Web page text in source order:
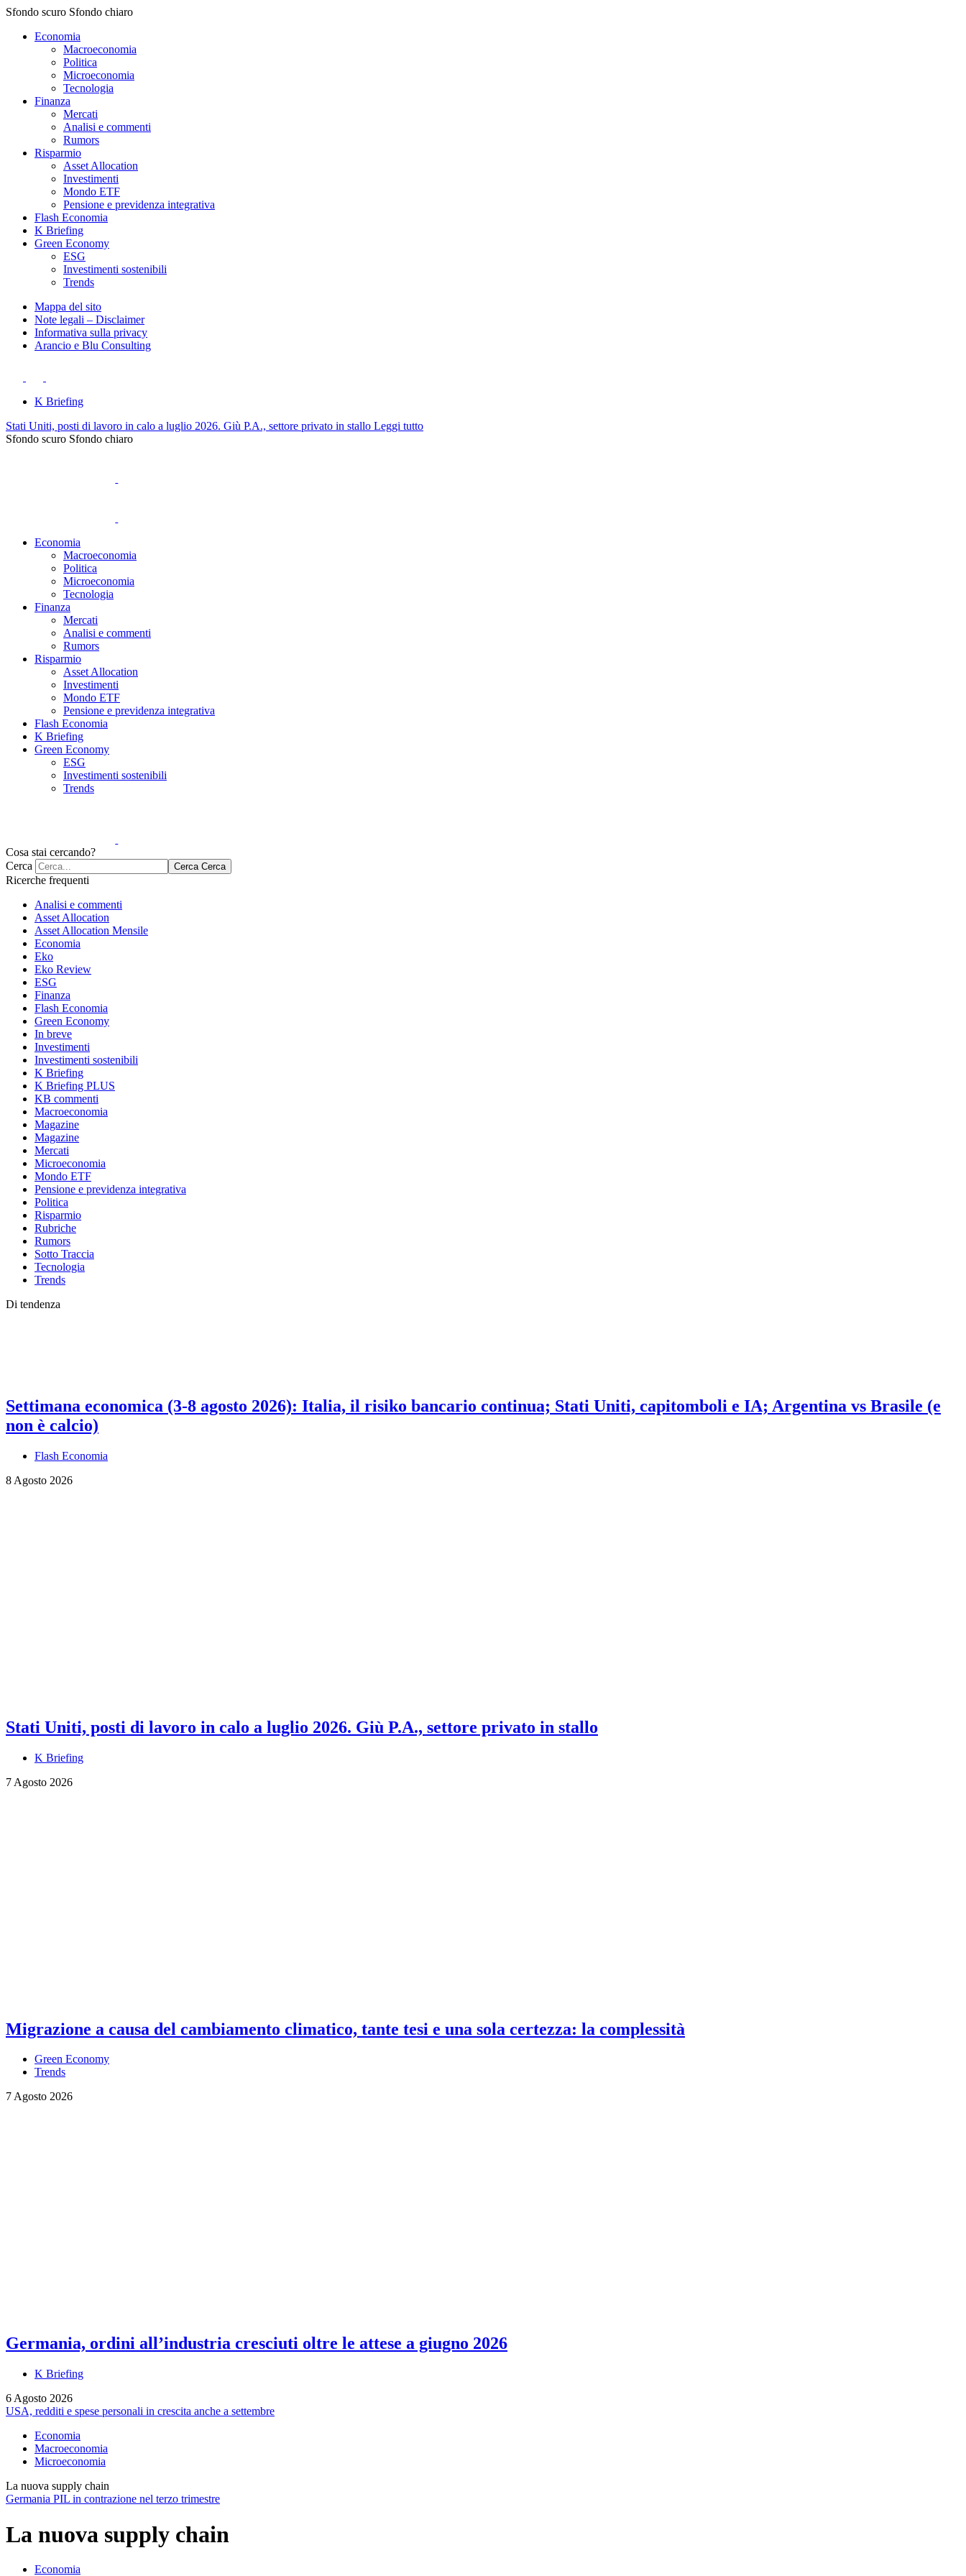
Sfondo scuro Sfondo chiaro
Economia
Macroeconomia
Politica
Microeconomia
Tecnologia
Finanza
Mercati
Analisi e commenti
Rumors
Risparmio
Asset Allocation
Investimenti
Mondo ETF
Pensione e previdenza integrativa
Flash Economia
K Briefing
Green Economy
ESG
Investimenti sostenibili
Trends
Mappa del sito
Note legali – Disclaimer
Informativa sulla privacy
Arancio e Blu Consulting
K Briefing
Stati Uniti, posti di lavoro in calo a luglio 2026. Giù P.A., settore privato in stallo Leggi tutto
Sfondo scuro Sfondo chiaro
Economia
Macroeconomia
Politica
Microeconomia
Tecnologia
Finanza
Mercati
Analisi e commenti
Rumors
Risparmio
Asset Allocation
Investimenti
Mondo ETF
Pensione e previdenza integrativa
Flash Economia
K Briefing
Green Economy
ESG
Investimenti sostenibili
Trends
Cosa stai cercando?
Cerca
Cerca Cerca
Ricerche frequenti
Analisi e commenti
Asset Allocation
Asset Allocation Mensile
Economia
Eko
Eko Review
ESG
Finanza
Flash Economia
Green Economy
In breve
Investimenti
Investimenti sostenibili
K Briefing
K Briefing PLUS
KB commenti
Macroeconomia
Magazine
Magazine
Mercati
Microeconomia
Mondo ETF
Pensione e previdenza integrativa
Politica
Risparmio
Rubriche
Rumors
Sotto Traccia
Tecnologia
Trends
Di tendenza
Settimana economica (3-8 agosto 2026): Italia, il risiko bancario continua; Stati Uniti, capitomboli e IA; Argentina vs Brasile (e
non è calcio)
Flash Economia
8 Agosto 2026
Stati Uniti, posti di lavoro in calo a luglio 2026. Giù P.A., settore privato in stallo
K Briefing
7 Agosto 2026
Migrazione a causa del cambiamento climatico, tante tesi e una sola certezza: la complessità
Green Economy
Trends
7 Agosto 2026
Germania, ordini all’industria cresciuti oltre le attese a giugno 2026
K Briefing
6 Agosto 2026
USA, redditi e spese personali in crescita anche a settembre
Economia
Macroeconomia
Microeconomia
La nuova supply chain
Germania PIL in contrazione nel terzo trimestre
La nuova supply chain
Economia